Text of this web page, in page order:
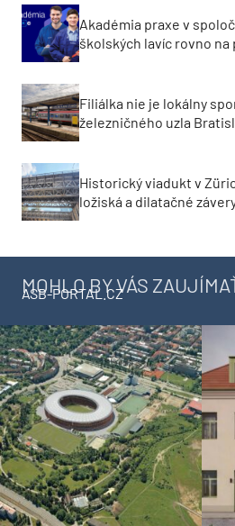
Akadémia praxe v
školských lavíc rovno
Filiálka nie je lokálny
železničného uzla
Historický viadukt v
ložiská a dilatačné
MOHLO BY VÁS
ASB-PORTAL.CZ